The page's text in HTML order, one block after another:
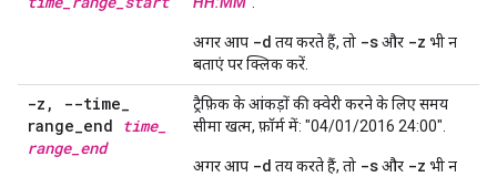
अगर आप -d तय करते हैं, तो -sऔर -z भी न
बताएं पर क्लिक करें.
-z , --time_
range_end time_
range_ end
ट्रैफ़िक के आंकड़ों की क्वेरी करने के लिए समय
सीमा खत्म, फ़ॉर्म में: "04/01/2016 24:00".
अगर आप -d तय करते हैं, तो -sऔर -z भी न